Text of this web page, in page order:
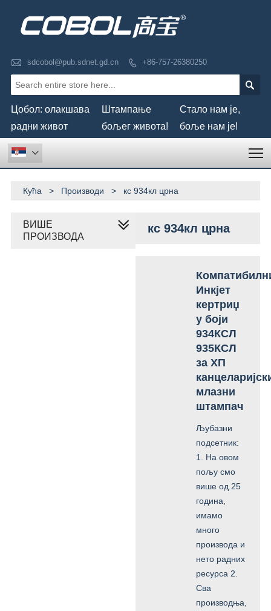
 sdcobol@pub.sdnet.gd.cn  +86-757-26380250

Цобол: олакшава
радни живот
Штампање
бољег живота!
Стало нам је,
боље нам је!

Кућа > Производи > кс 934кл црна
кс 934кл црна
Инкјет
кертриџ
у боји
934КСЛ
935КСЛ
за ХП
млазни
штампач
Љубазни
подсетник:
1. На овом
пољу смо
више од 25
година,
имамо
много
производа и
нето радних
ресурса 2.
Сва
производња,
ВИШЕ
ПРОИЗВОДА